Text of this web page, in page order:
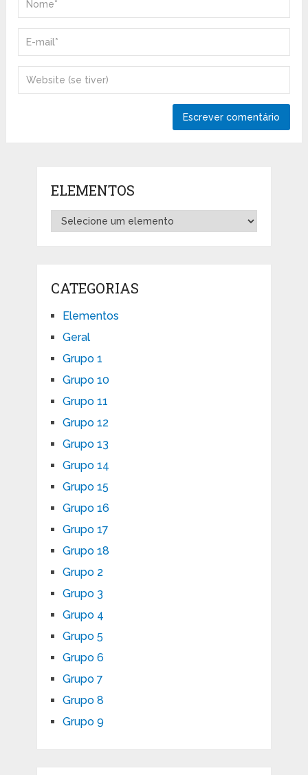
ELEMENTOS
CATEGORIAS
Elementos
Geral
Grupo 1
Grupo 10
Grupo 11
Grupo 12
Grupo 13
Grupo 14
Grupo 15
Grupo 16
Grupo 17
Grupo 18
Grupo 2
Grupo 3
Grupo 4
Grupo 5
Grupo 6
Grupo 7
Grupo 8
Grupo 9